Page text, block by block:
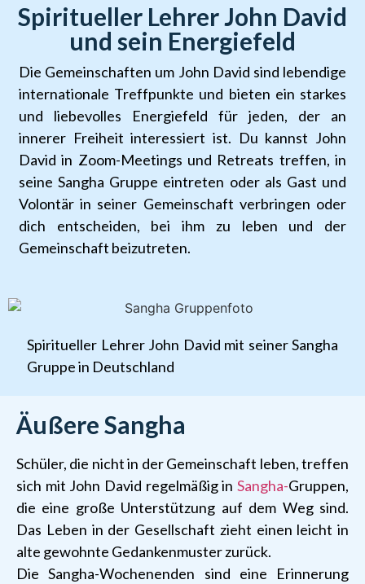
Spiritueller Lehrer John David
und sein Energiefeld
Die Gemeinschaften um John David sind lebendige
internationale Treffpunkte und bieten ein starkes
und liebevolles Energiefeld für jeden, der an
innerer Freiheit interessiert ist. Du kannst John
David in Zoom-Meetings und Retreats treffen, in
seine Sangha Gruppe eintreten oder als Gast und
Volontär in seiner Gemeinschaft verbringen oder
dich entscheiden, bei ihm zu leben und der
Gemeinschaft beizutreten.
Spiritueller Lehrer John David mit seiner Sangha
Gruppe in Deutschland
Äußere Sangha
Schüler, die nicht in der Gemeinschaft leben, treffen
sich mit John David regelmäßig in Sangha-Gruppen,
die eine große Unterstützung auf dem Weg sind.
Das Leben in der Gesellschaft zieht einen leicht in
alte gewohnte Gedankenmuster zurück.
Die Sangha-Wochenenden sind eine Erinnerung